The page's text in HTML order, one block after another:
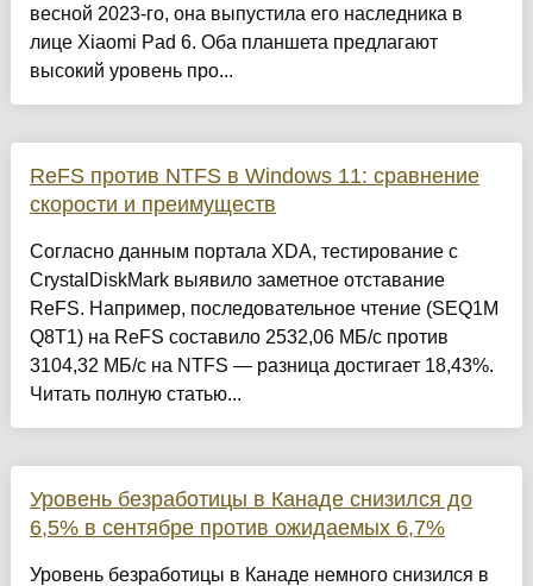
весной 2023-го, она выпустила его наследника в
лице Xiaomi Pad 6. Оба планшета предлагают
высокий уровень про...
ReFS против NTFS в Windows 11: сравнение
скорости и преимуществ
Согласно данным портала XDA, тестирование с
CrystalDiskMark выявило заметное отставание
ReFS. Например, последовательное чтение (SEQ1M
Q8T1) на ReFS составило 2532,06 МБ/с против
3104,32 МБ/с на NTFS — разница достигает 18,43%.
Читать полную статью...
Уровень безработицы в Канаде снизился до
6,5% в сентябре против ожидаемых 6,7%
Уровень безработицы в Канаде немного снизился в